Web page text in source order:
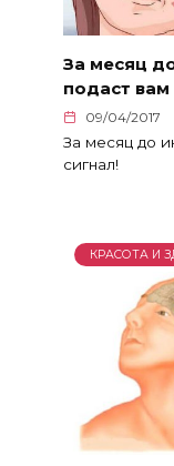
За месяц
подаст вам
09/04/2017
За месяц до
сигнал!
КРАСОТА И